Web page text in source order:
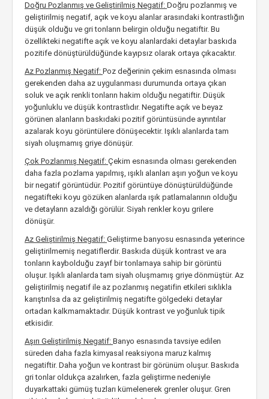
Doğru Pozlanmış ve Geliştirilmiş Negatif: Doğru pozlanmış ve
geliştirilmiş negatif, açık ve koyu alanlar arasındaki kontrastlığın
düşük olduğu ve gri tonların belirgin olduğu negatiftir. Bu
özellikteki negatifte açık ve koyu alanlardaki detaylar baskıda
pozitife dönüştürüldüğünde kayıpsız olarak ortaya çıkacaktır.
Az Pozlanmış Negatif: Poz değerinin çekim esnasında olması
gerekenden daha az uygulanması durumunda ortaya çıkan
soluk ve açık renkli tonların hakim olduğu negatiftir. Düşük
yoğunluklu ve düşük kontrastlıdır. Negatifte açık ve beyaz
görünen alanların baskıdaki pozitif görüntüsünde ayrıntılar
azalarak koyu görüntülere dönüşecektir. Işıklı alanlarda tam
siyah oluşmamış griye dönüşür.
Çok Pozlanmış Negatif: Çekim esnasında olması gerekenden
daha fazla pozlama yapılmış, ışıklı alanları aşırı yoğun ve koyu
bir negatif görüntüdür. Pozitif görüntüye dönüştürüldüğünde
negatifteki koyu gözüken alanlarda ışık patlamalarının olduğu
ve detayların azaldığı görülür. Siyah renkler koyu grilere
dönüşür.
Az Geliştirilmiş Negatif: Geliştirme banyosu esnasında yeterince
geliştirilmemiş negatiflerdir. Baskıda düşük kontrast ve ara
tonların kaybolduğu zayıf bir tonlamaya sahip bir görüntü
oluşur. Işıklı alanlarda tam siyah oluşmamış griye dönmüştür. Az
geliştirilmiş negatif ile az pozlanmış negatifin etkileri sıklıkla
karıştırılsa da az geliştirilmiş negatifte gölgedeki detaylar
ortadan kalkmamaktadır. Düşük kontrast ve yoğunluk tipik
etkisidir.
Aşırı Geliştirilmiş Negatif: Banyo esnasında tavsiye edilen
süreden daha fazla kimyasal reaksiyona maruz kalmış
negatiftir. Daha yoğun ve kontrast bir görünüm oluşur. Baskıda
gri tonlar oldukça azalırken, fazla geliştirme nedeniyle
duyarkattaki gümüş tuzları kümelenerek grenler oluşur. Gren